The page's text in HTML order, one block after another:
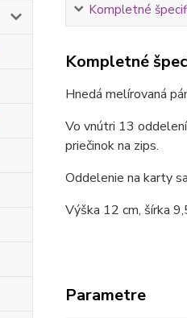
Kompletné
Kompletné
Hnedá melírovaná
Vo vnútri 13
priečinok na zips.
Oddelenie na karty
Výška 12 cm, šírka
Parametre